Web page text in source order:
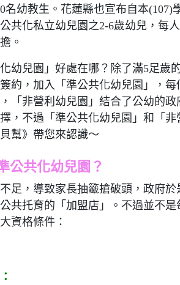
名幼教生。 花蓮縣也宣布自本(107)
共化私立幼兒園之2-6歲幼兒，每
。
化幼兒園」好處在哪？除了滿5足
約，加入「準公共化幼兒園」，
「非營利幼兒園」結合了公幼的
，不過「準公共化幼兒園」和「
幫》帶您來認識～
公共化幼兒園？
足，導致家長抽籤搶破頭，政府
共托育的「加盟店」。不過並不
資格條件：